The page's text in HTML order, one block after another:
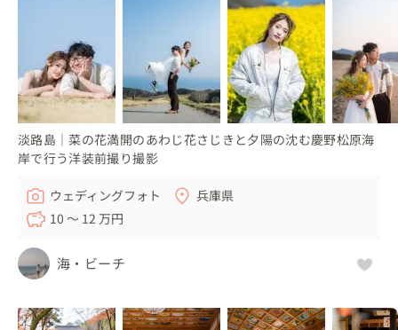
淡路島｜菜の花満開のあわじ花さじきと夕陽の沈む慶野松原海
岸で行う洋装前撮り撮影
ウェディングフォト
兵庫県
10 〜 12 万円
海・ビーチ